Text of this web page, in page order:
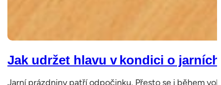
Jak udržet hlavu v kondici o
Jarní prázdniny patří odpočinku. Přesto se i během